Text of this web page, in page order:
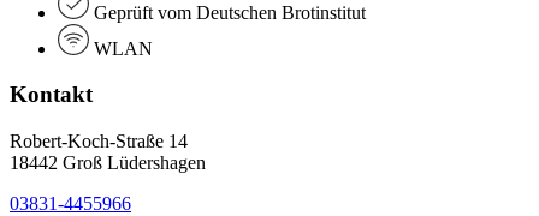
Geprüft vom Deutschen Brotinstitut
WLAN
Kontakt
Robert-Koch-Straße 14
18442 Groß Lüdershagen
03831-4455966